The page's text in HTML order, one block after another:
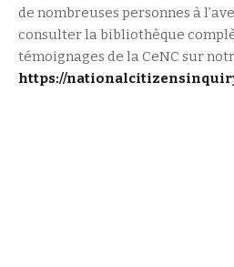
de nombreuses personnes à
consulter la bibliothèque
témoignages de la CeNC sur
https://